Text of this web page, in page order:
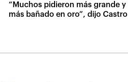
“Muchos pidieron más grande y
más bañado en oro”, dijo Castro